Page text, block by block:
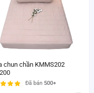
chun chần KMMS202
Đã bán 500+